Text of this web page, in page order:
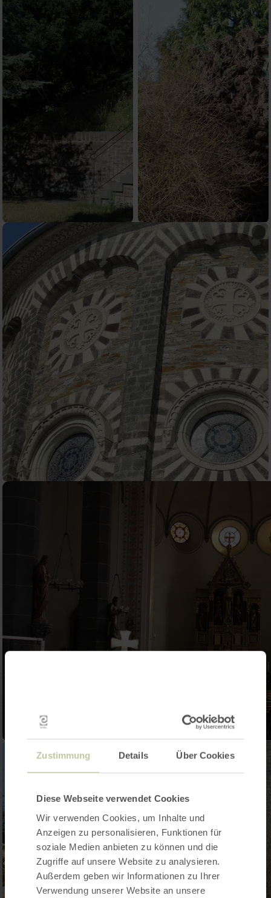
Zustimmung Details Über Cookies
Diese Webseite verwendet Cookies
Wir verwenden Cookies, um Inhalte und
Anzeigen zu personalisieren, Funktionen für
soziale Medien anbieten zu können und die
Zugriffe auf unsere Website zu analysieren.
Außerdem geben wir Informationen zu Ihrer
Verwendung unserer Website an unsere